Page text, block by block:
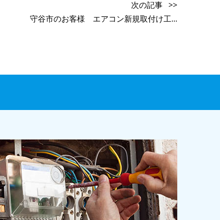
次の記事 >>
守谷市のお客様 エアコン新規取付け工...